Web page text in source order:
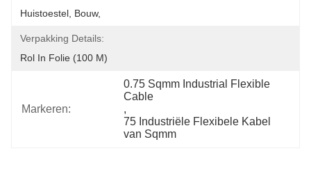
Huistoestel, Bouw,
Verpakking Details:
Rol In Folie (100 M)
Markeren:
0.75 Sqmm Industrial Flexible
Cable
,
75 Industriële Flexibele Kabel
van Sqmm